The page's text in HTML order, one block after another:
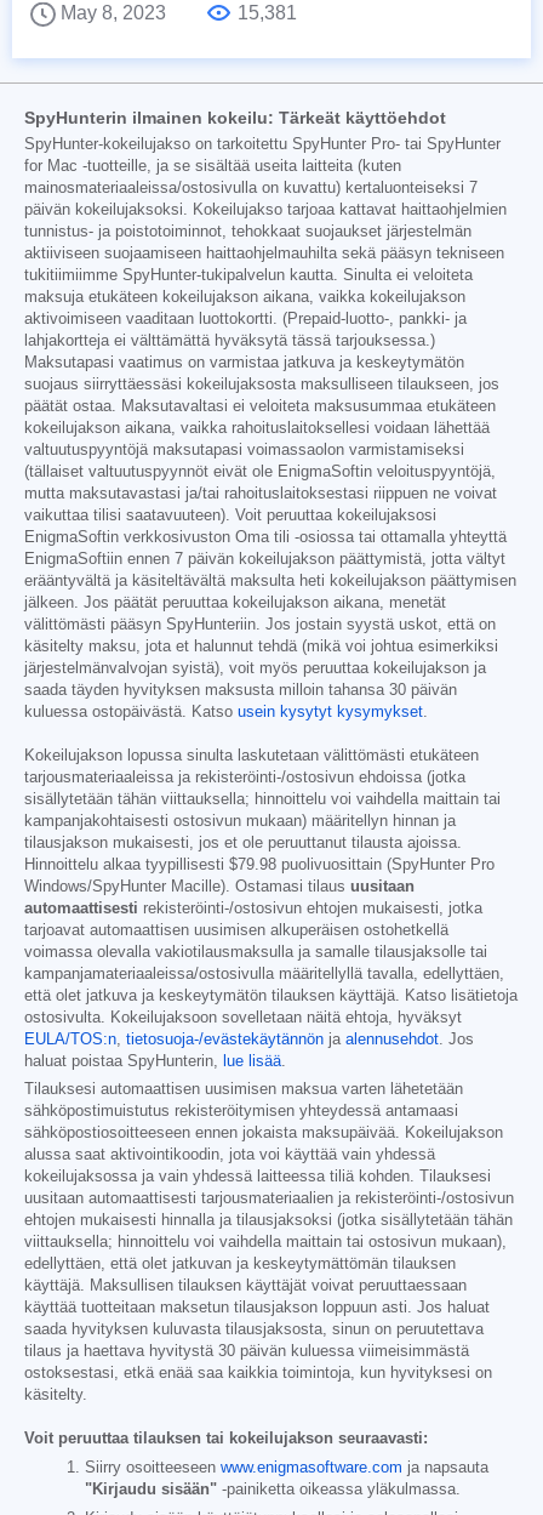
May 8, 2023
15,381
SpyHunterin ilmainen kokeilu: Tärkeät käyttöehdot
SpyHunter-kokeilujakso on tarkoitettu SpyHunter Pro- tai SpyHunter
for Mac -tuotteille, ja se sisältää useita laitteita (kuten
mainosmateriaaleissa/ostosivulla on kuvattu) kertaluonteiseksi 7
päivän kokeilujaksoksi. Kokeilujakso tarjoaa kattavat haittaohjelmien
tunnistus- ja poistotoiminnot, tehokkaat suojaukset järjestelmän
aktiiviseen suojaamiseen haittaohjelmauhilta sekä pääsyn tekniseen
tukitiimiimme SpyHunter-tukipalvelun kautta. Sinulta ei veloiteta
maksuja etukäteen kokeilujakson aikana, vaikka kokeilujakson
aktivoimiseen vaaditaan luottokortti. (Prepaid-luotto-, pankki- ja
lahjakortteja ei välttämättä hyväksytä tässä tarjouksessa.)
Maksutapasi vaatimus on varmistaa jatkuva ja keskeytymätön
suojaus siirryttäessäsi kokeilujaksosta maksulliseen tilaukseen, jos
päätät ostaa. Maksutavaltasi ei veloiteta maksusummaa etukäteen
kokeilujakson aikana, vaikka rahoituslaitoksellesi voidaan lähettää
valtuutuspyyntöjä maksutapasi voimassaolon varmistamiseksi
(tällaiset valtuutuspyynnöt eivät ole EnigmaSoftin veloituspyyntöjä,
mutta maksutavastasi ja/tai rahoituslaitoksestasi riippuen ne voivat
vaikuttaa tilisi saatavuuteen). Voit peruuttaa kokeilujaksosi
EnigmaSoftin verkkosivuston Oma tili -osiossa tai ottamalla yhteyttä
EnigmaSoftiin ennen 7 päivän kokeilujakson päättymistä, jotta vältyt
erääntyvältä ja käsiteltävältä maksulta heti kokeilujakson päättymisen
jälkeen. Jos päätät peruuttaa kokeilujakson aikana, menetät
välittömästi pääsyn SpyHunteriin. Jos jostain syystä uskot, että on
käsitelty maksu, jota et halunnut tehdä (mikä voi johtua esimerkiksi
järjestelmänvalvojan syistä), voit myös peruuttaa kokeilujakson ja
saada täyden hyvityksen maksusta milloin tahansa 30 päivän
kuluessa ostopäivästä. Katso usein kysytyt kysymykset
Kokeilujakson lopussa sinulta laskutetaan välittömästi etukäteen
tarjousmateriaaleissa ja rekisteröinti-/ostosivun ehdoissa (jotka
sisällytetään tähän viittauksella; hinnoittelu voi vaihdella maittain tai
kampanjakohtaisesti ostosivun mukaan) määritellyn hinnan ja
tilausjakson mukaisesti, jos et ole peruuttanut tilausta ajoissa.
Hinnoittelu alkaa tyypillisesti $79.98 puolivuosittain (SpyHunter Pro
Windows/SpyHunter Macille). Ostamasi tilaus uusitaan
automaattisesti rekisteröinti-/ostosivun ehtojen mukaisesti, jotka
tarjoavat automaattisen uusimisen alkuperäisen ostohetkellä
voimassa olevalla vakiotilausmaksulla ja samalle tilausjaksolle tai
kampanjamateriaaleissa/ostosivulla määritellyllä tavalla, edellyttäen,
että olet jatkuva ja keskeytymätön tilauksen käyttäjä. Katso lisätietoja
ostosivulta. Kokeilujaksoon sovelletaan näitä ehtoja, hyväksyt
EULA/TOS:n tietosuoja-/evästekäytännön ja alennusehdot . Jos
haluat poistaa SpyHunterin,
lue lisää
Tilauksesi automaattisen uusimisen maksua varten lähetetään
sähköpostimuistutus rekisteröitymisen yhteydessä antamaasi
sähköpostiosoitteeseen ennen jokaista maksupäivää. Kokeilujakson
alussa saat aktivointikoodin, jota voi käyttää vain yhdessä
kokeilujaksossa ja vain yhdessä laitteessa tiliä kohden. Tilauksesi
uusitaan automaattisesti tarjousmateriaalien ja rekisteröinti-/ostosivun
ehtojen mukaisesti hinnalla ja tilausjaksoksi (jotka sisällytetään tähän
viittauksella; hinnoittelu voi vaihdella maittain tai ostosivun mukaan),
edellyttäen, että olet jatkuvan ja keskeytymättömän tilauksen
käyttäjä. Maksullisen tilauksen käyttäjät voivat peruuttaessaan
käyttää tuotteitaan maksetun tilausjakson loppuun asti. Jos haluat
saada hyvityksen kuluvasta tilausjaksosta, sinun on peruutettava
tilaus ja haettava hyvitystä 30 päivän kuluessa viimeisimmästä
ostoksestasi, etkä enää saa kaikkia toimintoja, kun hyvityksesi on
käsitelty.
Voit peruuttaa tilauksen tai kokeilujakson seuraavasti:
Siirry osoitteeseen www.enigmasoftware.com ja napsauta
"Kirjaudu sisään" -painiketta oikeassa yläkulmassa.